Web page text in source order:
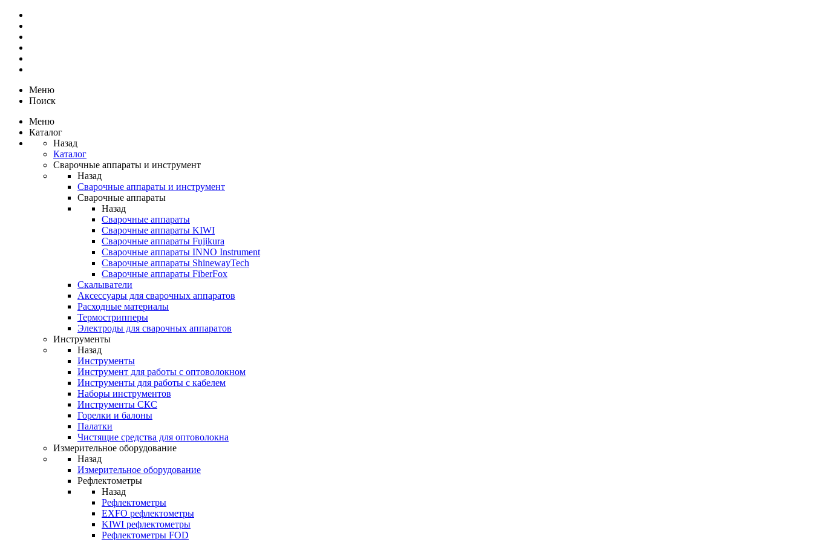
Меню
Поиск
Меню
Каталог
Назад
Каталог
Сварочные аппараты и инструмент
Назад
Сварочные аппараты и инструмент
Сварочные аппараты
Назад
Сварочные аппараты
Сварочные аппараты KIWI
Сварочные аппараты Fujikura
Сварочные аппараты INNO Instrument
Сварочные аппараты ShinewayTech
Cварочные аппараты FiberFox
Скалыватели
Аксессуары для сварочных аппаратов
Расходные материалы
Термострипперы
Электроды для сварочных аппаратов
Инструменты
Назад
Инструменты
Инструмент для работы с оптоволокном
Инструменты для работы с кабелем
Наборы инструментов
Инструменты СКС
Горелки и балоны
Палатки
Чистящие средства для оптоволокна
Измерительное оборудование
Назад
Измерительное оборудование
Рефлектометры
Назад
Рефлектометры
EXFO рефлектометры
KIWI рефлектометры
Рефлектометры FOD